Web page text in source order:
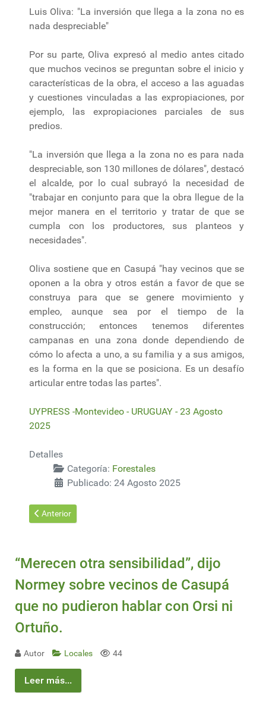
Luis Oliva: "La inversión que llega a la zona no es
nada despreciable"
Por su parte, Oliva expresó al medio antes citado
que muchos vecinos se preguntan sobre el inicio y
características de la obra, el acceso a las aguadas
y cuestiones vinculadas a las expropiaciones, por
ejemplo, las expropiaciones parciales de sus
predios.
"La inversión que llega a la zona no es para nada
despreciable, son 130 millones de dólares", destacó
el alcalde, por lo cual subrayó la necesidad de
"trabajar en conjunto para que la obra llegue de la
mejor manera en el territorio y tratar de que se
cumpla con los productores, sus planteos y
necesidades".
Oliva sostiene que en Casupá "hay vecinos que se
oponen a la obra y otros están a favor de que se
construya para que se genere movimiento y
empleo, aunque sea por el tiempo de la
construcción; entonces tenemos diferentes
campanas en una zona donde dependiendo de
cómo lo afecta a uno, a su familia y a sus amigos,
es la forma en la que se posiciona. Es un desafío
articular entre todas las partes".
UYPRESS -Montevideo - URUGUAY - 23 Agosto
2025
Detalles
Categoría: Forestales
Publicado: 24 Agosto 2025
Artículo anterior: De la IA a los cambios demográficos: líderes
Anterior
“Merecen otra sensibilidad”, dijo
Normey sobre vecinos de Casupá
que no pudieron hablar con Orsi ni
Ortuño.
Autor Locales 44
Leer más...